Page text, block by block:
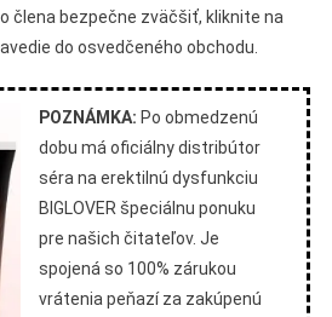
člena bezpečne zväčšiť, kliknite na
do osvedčeného obchodu.
POZNÁMKA: Po obmedzenú
dobu má oficiálny distribútor
séra na erektilnú dysfunkciu
BIGLOVER špeciálnu ponuku
pre našich čitateľov. Je
spojená so 100% zárukou
vrátenia peňazí za zakúpenú